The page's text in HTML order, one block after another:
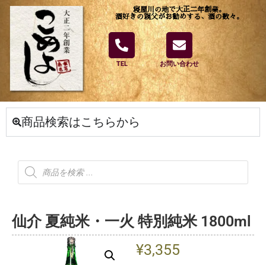
寝屋川の地で大正二年創業。
酒好きの親父がお勧めする、酒の数々。
TEL お問い合わせ
商品検索はこちらから
仙介 夏純米・一火 特別純米 1800ml
¥3,355